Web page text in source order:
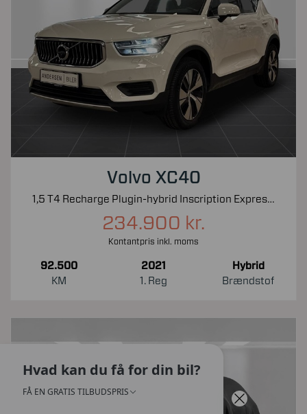
Volvo XC40
1,5 T4 Recharge Plugin-hybrid Inscription Expression 211HK 5d 7g Aut.
234.900 kr.
Kontantpris inkl. moms
92.500
KM
2021
1. Reg
Hybrid
Brændstof
Hvad kan du få for din bil?
FÅ EN GRATIS TILBUDSPRIS